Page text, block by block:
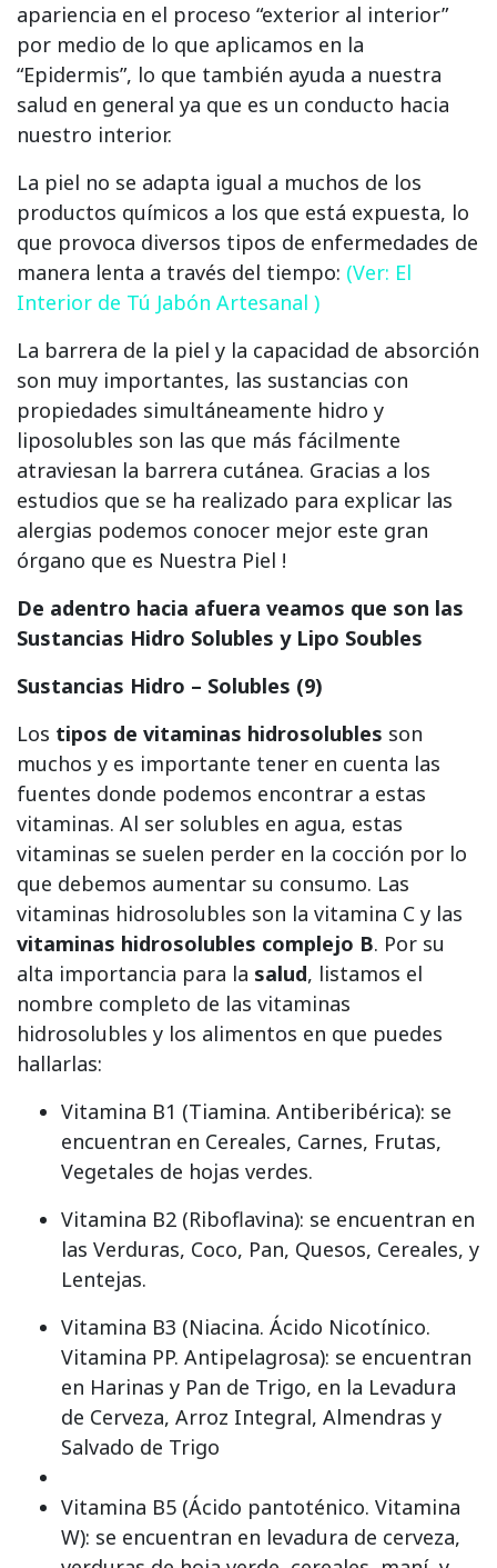
apariencia en el proceso “exterior al interior”
por medio de lo que aplicamos en la
“Epidermis”, lo que también ayuda a nuestra
salud en general ya que es un conducto hacia
nuestro interior.
La piel no se adapta igual a muchos de los
productos químicos a los que está expuesta, lo
que provoca diversos tipos de enfermedades de
manera lenta a través del tiempo: (Ver: El
Interior de Tú Jabón Artesanal )
La barrera de la piel y la capacidad de absorción
son muy importantes, las sustancias con
propiedades simultáneamente hidro y
liposolubles son las que más fácilmente
atraviesan la barrera cutánea. Gracias a los
estudios que se ha realizado para explicar las
alergias podemos conocer mejor este gran
órgano que es Nuestra Piel !
De adentro hacia afuera veamos que son las
Sustancias Hidro Solubles y Lipo Soubles
Sustancias Hidro – Solubles (9)
Los tipos de vitaminas hidrosolubles son
muchos y es importante tener en cuenta las
fuentes donde podemos encontrar a estas
vitaminas. Al ser solubles en agua, estas
vitaminas se suelen perder en la cocción por lo
que debemos aumentar su consumo. Las
vitaminas hidrosolubles son la vitamina C y las
vitaminas hidrosolubles complejo B. Por su
alta importancia para la salud, listamos el
nombre completo de las vitaminas
hidrosolubles y los alimentos en que puedes
hallarlas:
Vitamina B1 (Tiamina. Antiberibérica): se
encuentran en Cereales, Carnes, Frutas,
Vegetales de hojas verdes.
Vitamina B2 (Riboflavina): se encuentran en
las Verduras, Coco, Pan, Quesos, Cereales, y
Lentejas.
Vitamina B3 (Niacina. Ácido Nicotínico.
Vitamina PP. Antipelagrosa): se encuentran
en Harinas y Pan de Trigo, en la Levadura
de Cerveza, Arroz Integral, Almendras y
Salvado de Trigo
Vitamina B5 (Ácido pantoténico. Vitamina
W): se encuentran en levadura de cerveza,